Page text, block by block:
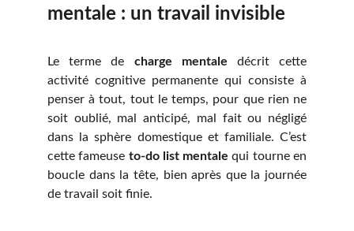
mentale : un travail invisible
Le terme de charge mentale décrit cette
activité cognitive permanente qui consiste à
penser à tout, tout le temps, pour que rien ne
soit oublié, mal anticipé, mal fait ou négligé
dans la sphère domestique et familiale. C’est
cette fameuse to-do list mentale qui tourne en
boucle dans la tête, bien après que la journée
de travail soit finie.